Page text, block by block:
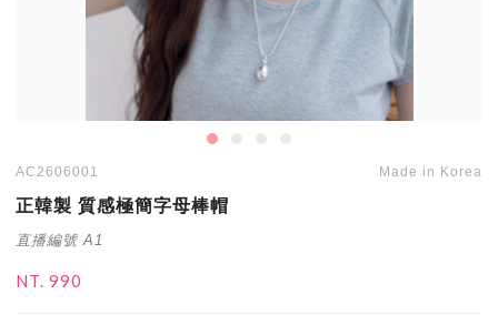
AC2606001 Made in Korea
正韓製 質感極簡字母棒帽
直播編號 A1
NT. 990